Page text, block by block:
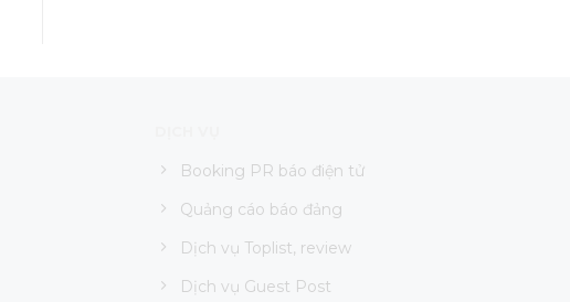
Booking PR báo điện tử
Quảng cáo báo đảng
Dịch vụ Toplist, review
Dịch vụ Guest Post